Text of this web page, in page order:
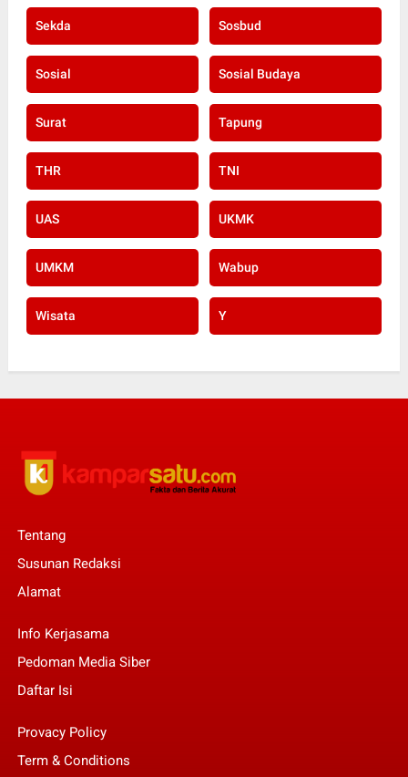
Sekda Sosbud
Sosial Sosial Budaya
Surat Tapung
THR TNI
UAS UKMK
UMKM Wabup
Wisata Y
Tentang
Susunan Redaksi
Alamat
Info Kerjasama
Pedoman Media Siber
Daftar Isi
Provacy Policy
Term & Conditions